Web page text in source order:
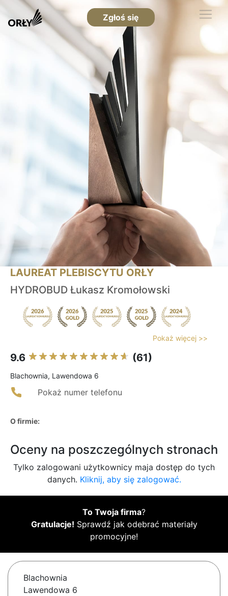
Zgłoś się
LAUREAT PLEBISCYTU ORŁY
HYDROBUD Łukasz Kromołowski
Pokaż więcej >>
9.6 (61)
Blachownia, Lawendowa 6
Pokaż numer telefonu
O firmie:
Oceny na poszczególnych stronach
Tylko zalogowani użytkownicy maja dostęp do tych
danych. Kliknij, aby się zalogować.
To Twoja firma?
Gratulacje! Sprawdź jak odebrać materiały
promocyjne!
Blachownia
Lawendowa 6